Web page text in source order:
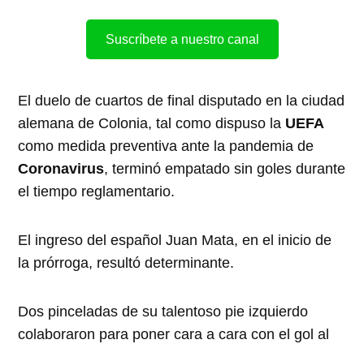
Suscríbete a nuestro canal
El duelo de cuartos de final disputado en la ciudad
alemana de Colonia, tal como dispuso la UEFA
como medida preventiva ante la pandemia de
Coronavirus, terminó empatado sin goles durante
el tiempo reglamentario.
El ingreso del español Juan Mata, en el inicio de
la prórroga, resultó determinante.
Dos pinceladas de su talentoso pie izquierdo
colaboraron para poner cara a cara con el gol al